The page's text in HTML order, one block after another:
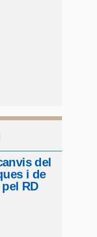
del
i de
RD